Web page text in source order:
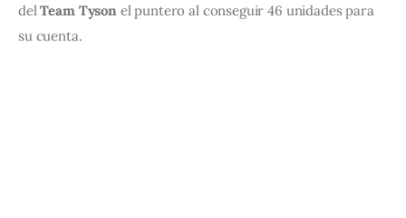
del Team Tyson el puntero al conseguir 46 unidades para
su cuenta.